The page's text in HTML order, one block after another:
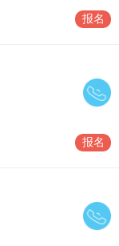
报名
报名